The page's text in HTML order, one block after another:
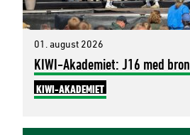
01. august 2026
KIWI-Akademiet: J16 med
KIWI-AKADEMIET